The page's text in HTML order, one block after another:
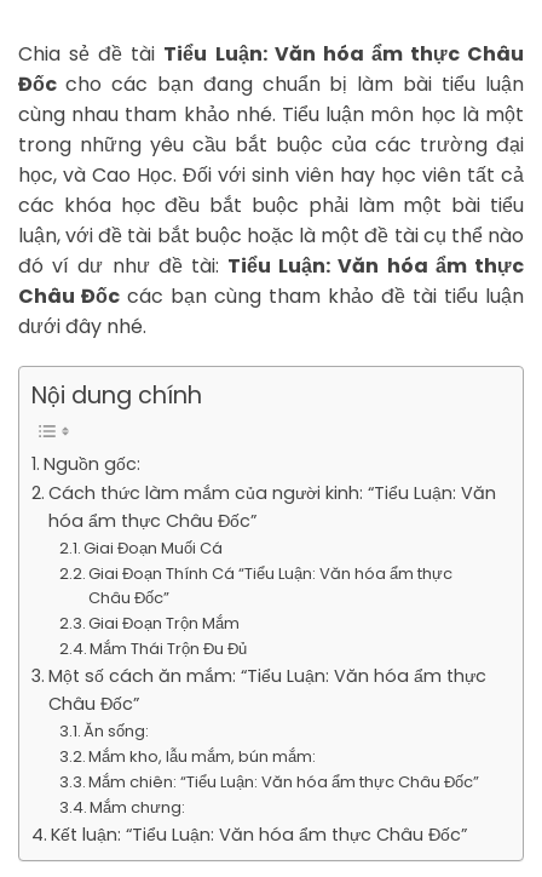
Chia sẻ đề tài Tiểu Luận: Văn hóa ẩm thực Châu
Đốc cho các bạn đang chuẩn bị làm bài tiểu luận
cùng nhau tham khảo nhé. Tiểu luận môn học là một
trong những yêu cầu bắt buộc của các trường đại
học, và Cao Học. Đối với sinh viên hay học viên tất cả
các khóa học đều bắt buộc phải làm một bài tiểu
luận, với đề tài bắt buộc hoặc là một đề tài cụ thể nào
đó ví dư như đề tài: Tiểu Luận: Văn hóa ẩm thực
Châu Đốc các bạn cùng tham khảo đề tài tiểu luận
dưới đây nhé.
Nội dung chính
Nguồn gốc:
Cách thức làm mắm của người kinh: “Tiểu Luận: Văn
hóa ẩm thực Châu Đốc”
Giai Đoạn Muối Cá
Giai Đoạn Thính Cá “Tiểu Luận: Văn hóa ẩm thực
Châu Đốc”
Giai Đoạn Trộn Mắm
Mắm Thái Trộn Đu Đủ
Một số cách ăn mắm: “Tiểu Luận: Văn hóa ẩm thực
Châu Đốc”
Ăn sống:
Mắm kho, lẫu mắm, bún mắm:
Mắm chiên: “Tiểu Luận: Văn hóa ẩm thực Châu Đốc”
Mắm chưng:
Kết luận: “Tiểu Luận: Văn hóa ẩm thực Châu Đốc”